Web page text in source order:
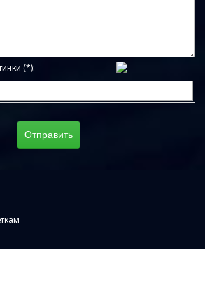
(*):